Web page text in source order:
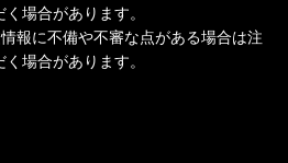
場合があります。
報に不備や不審な点がある場合は注
場合があります。